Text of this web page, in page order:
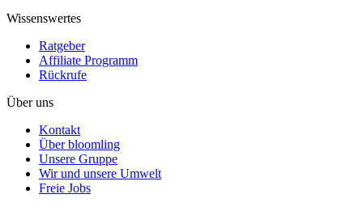
Wissenswertes
Ratgeber
Affiliate Programm
Rückrufe
Über uns
Kontakt
Über bloomling
Unsere Gruppe
Wir und unsere Umwelt
Freie Jobs